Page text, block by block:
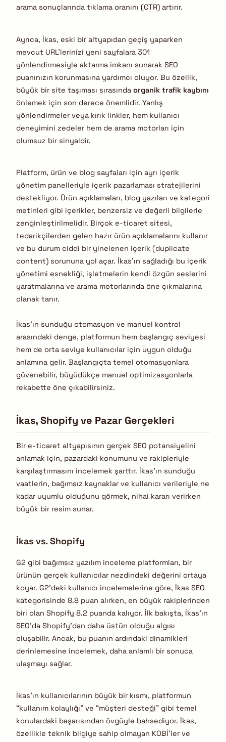
arama sonuçlarında tıklama oranını (CTR) artırır.
Ayrıca, İkas, eski bir altyapıdan geçiş yaparken
mevcut URL’lerinizi yeni sayfalara 301
yönlendirmesiyle aktarma imkanı sunarak SEO
puanınızın korunmasına yardımcı oluyor. Bu özellik,
büyük bir site taşıması sırasında organik trafik kaybını
önlemek için son derece önemlidir. Yanlış
yönlendirmeler veya kırık linkler, hem kullanıcı
deneyimini zedeler hem de arama motorları için
olumsuz bir sinyaldir.
Platform, ürün ve blog sayfaları için ayrı içerik
yönetim panelleriyle içerik pazarlaması stratejilerini
destekliyor. Ürün açıklamaları, blog yazıları ve kategori
metinleri gibi içerikler, benzersiz ve değerli bilgilerle
zenginleştirilmelidir. Birçok e-ticaret sitesi,
tedarikçilerden gelen hazır ürün açıklamalarını kullanır
ve bu durum ciddi bir yinelenen içerik (duplicate
content) sorununa yol açar. İkas’ın sağladığı bu içerik
yönetimi esnekliği, işletmelerin kendi özgün seslerini
yaratmalarına ve arama motorlarında öne çıkmalarına
olanak tanır.
İkas’ın sunduğu otomasyon ve manuel kontrol
arasındaki denge, platformun hem başlangıç seviyesi
hem de orta seviye kullanıcılar için uygun olduğu
anlamına gelir. Başlangıçta temel otomasyonlara
güvenebilir, büyüdükçe manuel optimizasyonlarla
rekabette öne çıkabilirsiniz.
İkas, Shopify ve Pazar Gerçekleri
Bir e-ticaret altyapısının gerçek SEO potansiyelini
anlamak için, pazardaki konumunu ve rakipleriyle
karşılaştırmasını incelemek şarttır. İkas’ın sunduğu
vaatlerin, bağımsız kaynaklar ve kullanıcı verileriyle ne
kadar uyumlu olduğunu görmek, nihai kararı verirken
büyük bir resim sunar.
İkas vs. Shopify
G2 gibi bağımsız yazılım inceleme platformları, bir
ürünün gerçek kullanıcılar nezdindeki değerini ortaya
koyar. G2’deki kullanıcı incelemelerine göre, İkas SEO
kategorisinde 8.8 puan alırken, en büyük rakiplerinden
biri olan Shopify 8.2 puanda kalıyor. İlk bakışta, İkas’ın
SEO’da Shopify’dan daha üstün olduğu algısı
oluşabilir. Ancak, bu puanın ardındaki dinamikleri
derinlemesine incelemek, daha anlamlı bir sonuca
ulaşmayı sağlar.
İkas’ın kullanıcılarının büyük bir kısmı, platformun
“kullanım kolaylığı” ve “müşteri desteği” gibi temel
konulardaki başarısından övgüyle bahsediyor. İkas,
özellikle teknik bilgiye sahip olmayan KOBİ’ler ve